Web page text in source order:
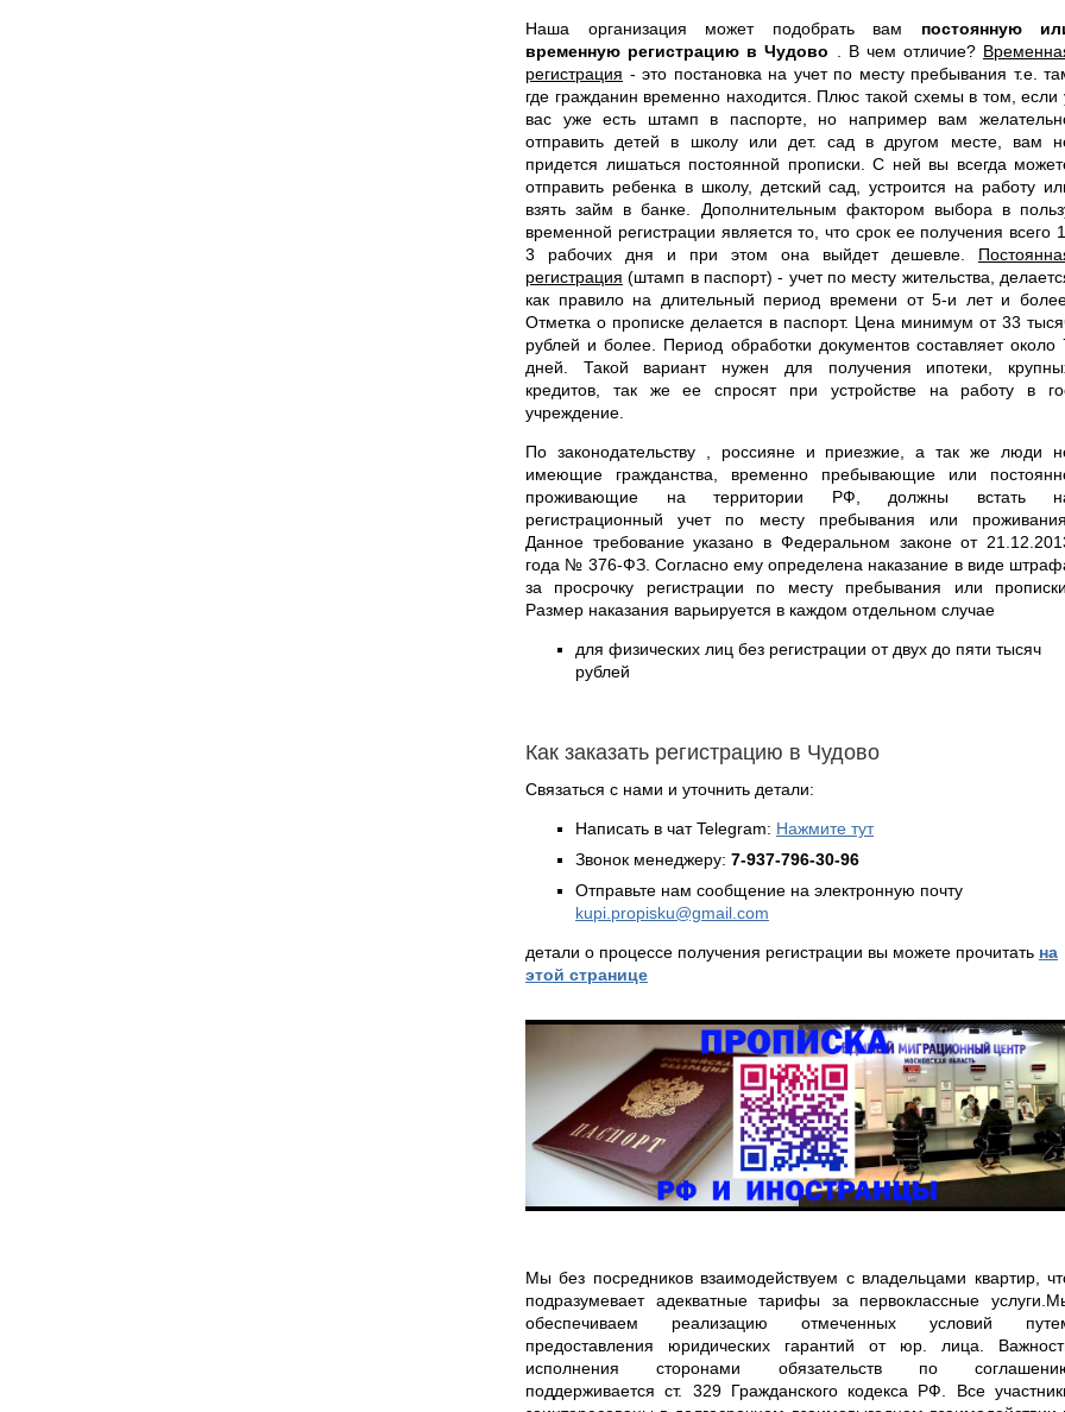
Наша организация может подобрать вам постоянную
временную регистрацию в Чудово
. В чем отличие?
регистрация - это постановка на учет по месту пребывания т.е.
где гражданин временно находится. Плюс такой схемы в том, если
вас уже есть штамп в паспорте, но например вам
отправить детей в школу или дет. сад в другом месте, вам
придется лишаться постоянной прописки. С ней вы всегда
отправить ребенка в школу, детский сад, устроится на работу
взять займ в банке. Дополнительным фактором выбора в
временной регистрации является то, что срок ее получения всего
3 рабочих дня и при этом она выйдет дешевле.
регистрация (штамп в паспорт) - учет по месту жительства,
как правило на длительный период времени от 5-и лет и
Отметка о прописке делается в паспорт. Цена минимум от 33
рублей и более. Период обработки документов составляет около
дней. Такой вариант нужен для получения ипотеки,
кредитов, так же ее спросят при устройстве на работу в
учреждение.
По законодательству , россияне и приезжие, а так же люди
имеющие гражданства, временно пребывающие или
проживающие на территории РФ, должны встать
регистрационный учет по месту пребывания или проживания.
Данное требование указано в Федеральном законе от
года № 376-ФЗ. Согласно ему определена наказание в виде
за просрочку регистрации по месту пребывания или прописки.
Размер наказания варьируется в каждом отдельном случае
для физических лиц без регистрации от двух до пяти тысяч
рублей
Как заказать регистрацию в Чудово
Связаться с нами и уточнить детали:
Написать в чат Telegram: Нажмите тут
Звонок менеджеру: 7-937-796-30-96
Отправьте нам сообщение на электронную почту
kupi.propisku@gmail.com
детали о процессе получения регистрации вы можете прочитать на
этой странице
Мы без посредников взаимодействуем с владельцами квартир,
подразумевает адекватные тарифы за первоклассные
обеспечиваем реализацию отмеченных условий
предоставления юридических гарантий от юр. лица.
исполнения сторонами обязательств по
поддерживается ст. 329 Гражданского кодекса РФ. Все